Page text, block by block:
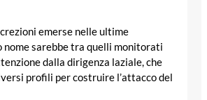
emerse nelle ultime
nome sarebbe tra quelli monitorati
dalla dirigenza laziale, che
profili per costruire l’attacco del